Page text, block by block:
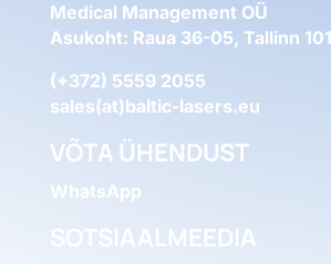
Medical Management OÜ
Asukoht: Raua 36-05, Tallinn
(+372) 5559 2055
sales(at)baltic-lasers.eu
VÕTA ÜHENDUST
WhatsApp
SOTSIAALMEEDIA